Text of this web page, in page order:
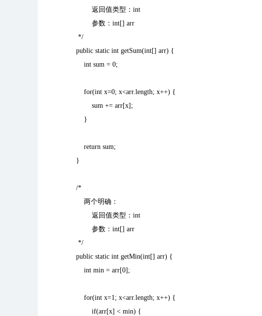
返回值类型： int
参数： int[] arr
*/
public static int getSum(int[] arr) {
int sum = 0;
for(int x=0; x<arr.length; x++) {
sum += arr[x];
}
return sum;
}
/*
两个明确：
返回值类型： int
参数： int[] arr
*/
public static int getMin(int[] arr) {
int min = arr[0];
for(int x=1; x<arr.length; x++) {
if(arr[x] < min) {